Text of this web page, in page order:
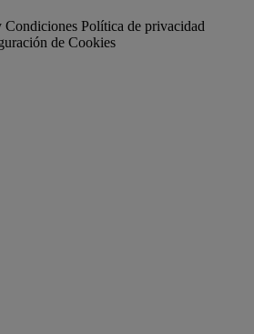
Condiciones Política de privacidad
de Cookies